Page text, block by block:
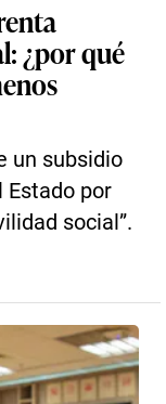
¿por qué
un subsidio
Estado por
social”.